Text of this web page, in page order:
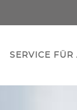
SERVICE FÜR